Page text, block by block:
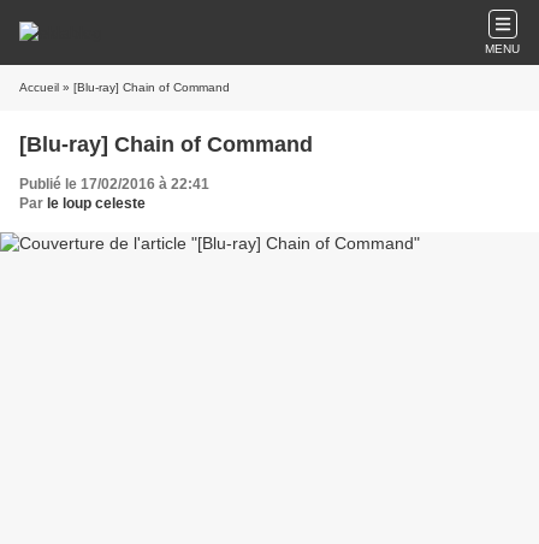
MENU
Accueil » [Blu-ray] Chain of Command
[Blu-ray] Chain of Command
Publié le 17/02/2016 à 22:41
Par le loup celeste